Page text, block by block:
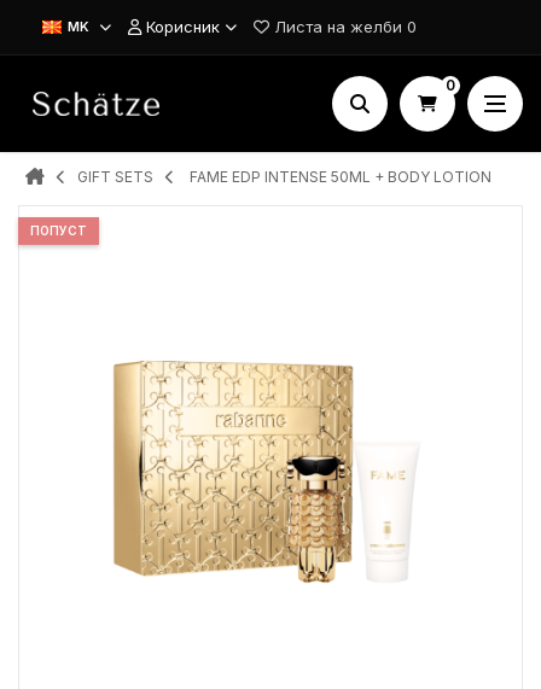
MK Корисник Листа на желби 0
0
GIFT SETS FAME EDP INTENSE 50ML + BODY LOTION
ПОПУСТ